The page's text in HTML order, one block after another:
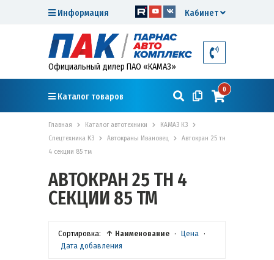
Кабинет
Информация
Официальный дилер ПАО «КАМАЗ»
Каталог товаров
0
Главная Каталог автотехники
КАМАЗ К3
Спецтехника К3
Автокраны Ивановец
Автокран 25 тн
4 секции 85 тм
АВТОКРАН 25 ТН 4
СЕКЦИИ 85 ТМ
Сортировка: ↑ Наименование · Цена ·
Дата добавления